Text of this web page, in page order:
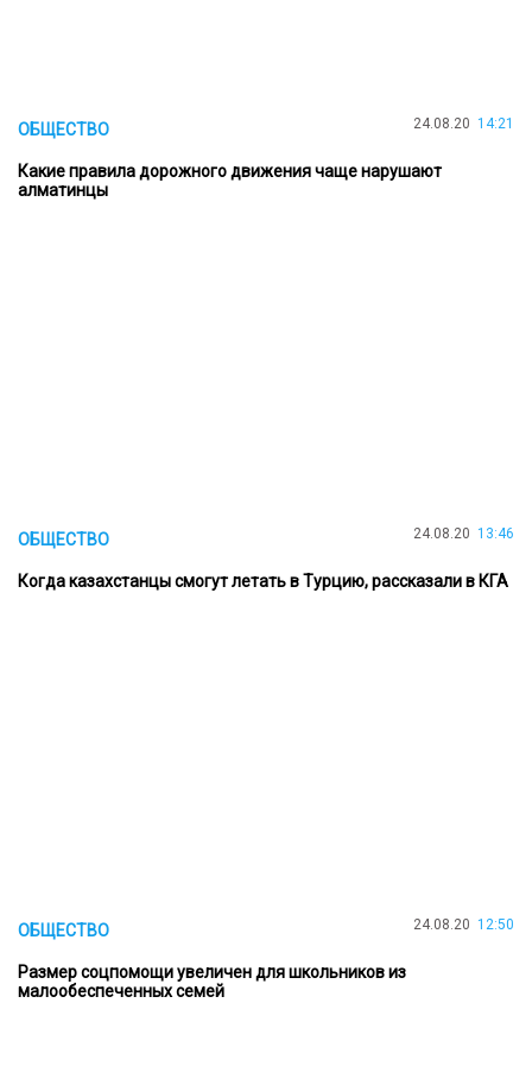
ОБЩЕСТВО 24.08.20 14:21
Какие правила дорожного движения чаще нарушают
алматинцы
ОБЩЕСТВО 24.08.20 13:46
Когда казахстанцы смогут летать в Турцию, рассказали в КГА
ОБЩЕСТВО 24.08.20 12:50
Размер соцпомощи увеличен для школьников из
малообеспеченных семей